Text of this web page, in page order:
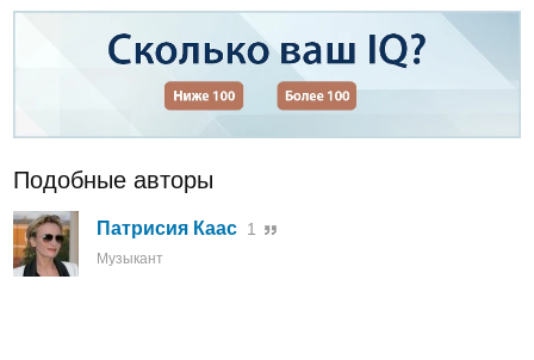
Подобные авторы
Патрисия Каас 1
Музыкант